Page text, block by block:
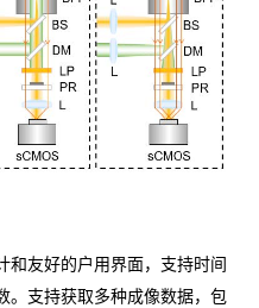
和友好的户用界面，支持时间
。支持获取多种成像数据，包